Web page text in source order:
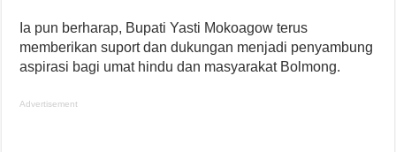
Ia pun berharap, Bupati Yasti Mokoagow terus
memberikan suport dan dukungan menjadi penyambung
aspirasi bagi umat hindu dan masyarakat Bolmong.
Advertisement